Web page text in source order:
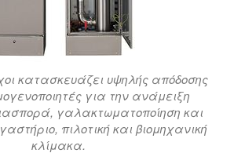
κατασκευάζει υψηλής απόδοσης
για την ανάμειξη
γαλακτωματοποίηση και
πιλοτική και βιομηχανική
κλίμακα.